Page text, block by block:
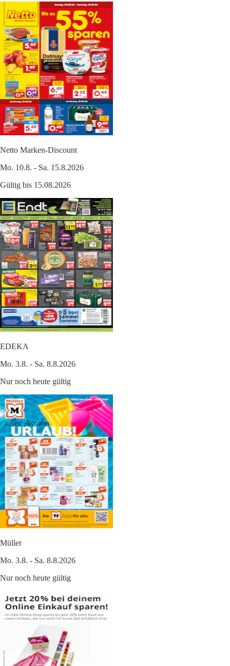
Netto Marken-Discount
Mo. 10.8. - Sa. 15.8.2026
Gültig bis 15.08.2026
EDEKA
Mo. 3.8. - Sa. 8.8.2026
Nur noch heute gültig
Müller
Mo. 3.8. - Sa. 8.8.2026
Nur noch heute gültig